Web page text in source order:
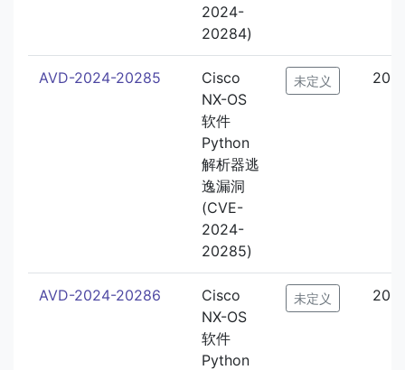
2024-
20284)
AVD-2024-20285
Cisco
NX-OS
软件
Python
解析器逃
逸漏洞
(CVE-
2024-
20285)
未定义
AVD-2024-20286
Cisco
NX-OS
软件
Python
未定义